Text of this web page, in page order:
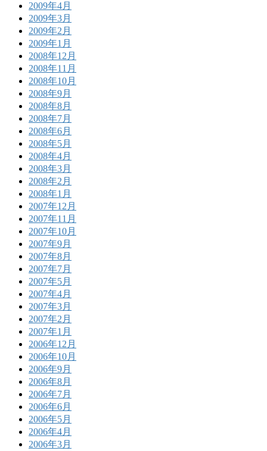
2009年4月
2009年3月
2009年2月
2009年1月
2008年12月
2008年11月
2008年10月
2008年9月
2008年8月
2008年7月
2008年6月
2008年5月
2008年4月
2008年3月
2008年2月
2008年1月
2007年12月
2007年11月
2007年10月
2007年9月
2007年8月
2007年7月
2007年5月
2007年4月
2007年3月
2007年2月
2007年1月
2006年12月
2006年10月
2006年9月
2006年8月
2006年7月
2006年6月
2006年5月
2006年4月
2006年3月